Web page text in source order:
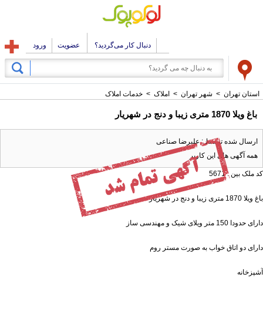
دنبال کار می‌گردید؟ عضویت ورود
استان تهران > شهر تهران > املاک > خدمات املاک
باغ ویلا 1870 متری زیبا و دنج در شهریار
ارسال شده توسط : علیرضا صناعی
همه آگهی های این کاربر
کد ملک بین : 5671
باغ ویلا 1870 متری زیبا و دنج در شهریار
دارای حدودا 150 متر ویلای شیک و مهندسی ساز
دارای دو اتاق خواب به صورت مستر روم
آشپزخانه